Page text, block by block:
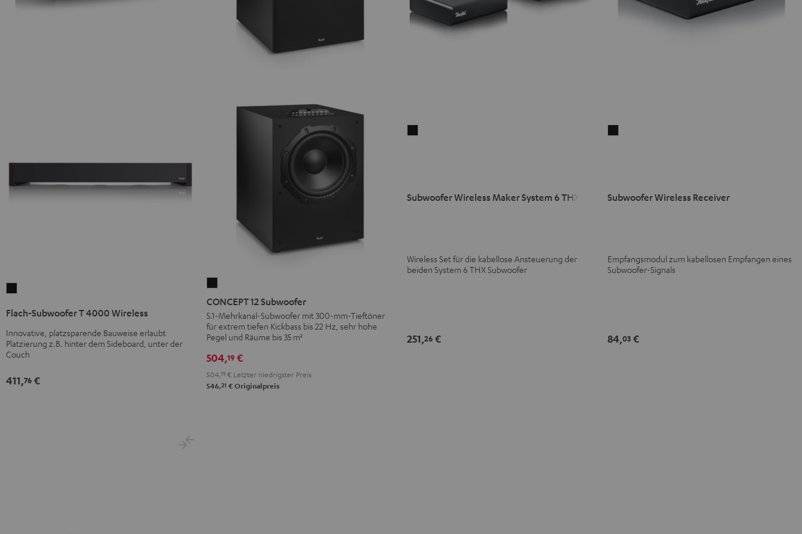
T
4000
Wireless
Schwarz
Flach-Subwoofer T 4000 Wireless
Innovative, platzsparende Bauweise erlaubt
Platzierung z.B. hinter dem Sideboard, unter der
Couch
411,76 €
12
Subwoofer
Schwarz
CONCEPT 12 Subwoofer
5.1-Mehrkanal-Subwoofer mit 300-mm-Tieftöner
für extrem tiefen Kickbass bis 22 Hz, sehr hohe
Pegel und Räume bis 35 m²
504,19 €
504, 19 € Letzter niedrigster Preis
546,21 € Originalpreis
THX
Subwoofer Wireless Maker System 6 THX
Wireless Set für die kabellose Ansteuerung der
beiden System 6 THX Subwoofer
251,26 €
Subwoofer Wireless Receiver
Empfangsmodul zum kabellosen Empfangen eines
Subwoofer-Signals
84,03 €